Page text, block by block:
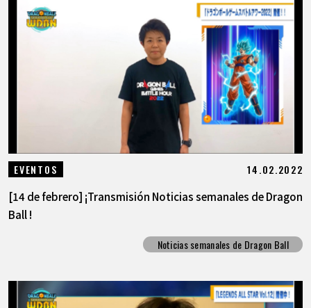
EVENTOS 14.02.2022
[14 de febrero] ¡Transmisión Noticias semanales de Dragon
Ball !
Noticias semanales de Dragon Ball